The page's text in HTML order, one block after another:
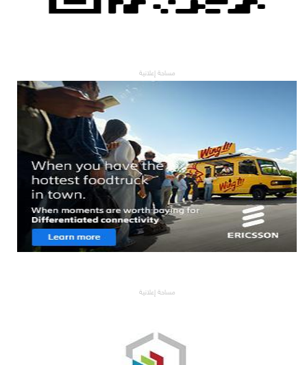
مساحة إعلانية
مساحة إعلانية